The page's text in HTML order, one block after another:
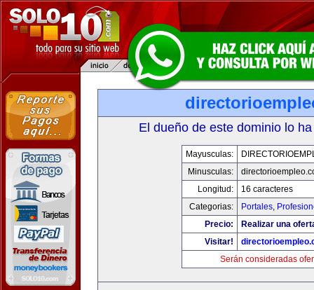
El dueño de este dominio lo
Mayusculas:
Minusculas:
Longitud:
16 caracteres
Categorias:
Portales,
Precio:
Realizar una
Visitar!
Serán consideradas